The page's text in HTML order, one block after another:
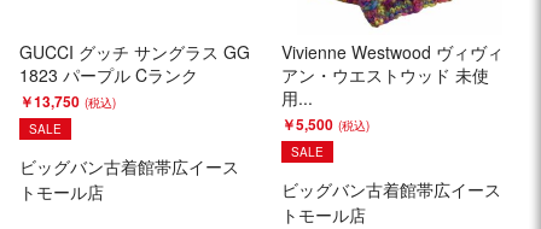
GUCCI グッチ サングラス GG
1823 パープル Cランク
￥13,750
SALE
ビッグバン古着館帯広イース
トモール店
Vivienne Westwood ヴィヴィ
アン・ウエストウッド 未使
用...
￥5,500
SALE
ビッグバン古着館帯広イース
トモール店